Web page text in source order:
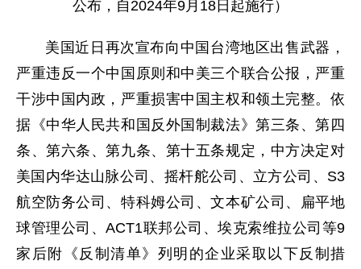
公布， 自2024年9月18日起施行）
美国近日再次宣布向中国台湾地区出售武器，
严重违反一个中国原则和中美三个联合公报，严重
干涉中国内政，严重损害中国主权和领土完整。依
据《中华人民共和国反外国制裁法》第三条、第四
条、第六条、第九条、第十五条规定，中方决定对
美国内华达山脉公司、摇杆舵公司、立方公司、S3
航空防务公司、特科姆公司、文本矿公司、扁平地
球管理公司、ACT1联邦公司、埃克索维拉公司等9
家后附《反制清单》列明的企业采取以下反制措